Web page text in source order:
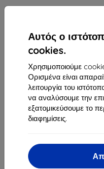
Αυτός ο
cookies.
Χρησιμοποιούμε
Ορισμένα είναι
λειτουργία του
να αναλύσουμε την
εξατομικεύσουμε το
διαφημίσεις.
Οδός Rudolfa Mocka 3750/
841 04 Bratislava
Αριθμός Μητρώου
ΑΦΜ ΦΠΑ:SK2023549671
Επικοινωνία
info@top4mobile.eu